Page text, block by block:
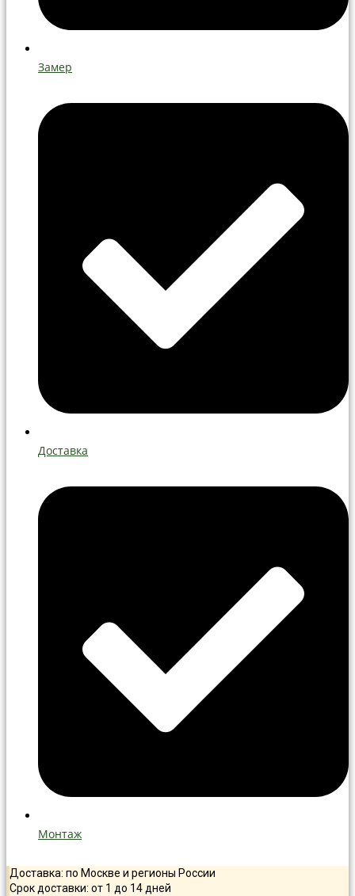
Замер
Доставка
Монтаж
Доставка: по Москве и регионы России
Срок доставки: от 1 до 14 дней